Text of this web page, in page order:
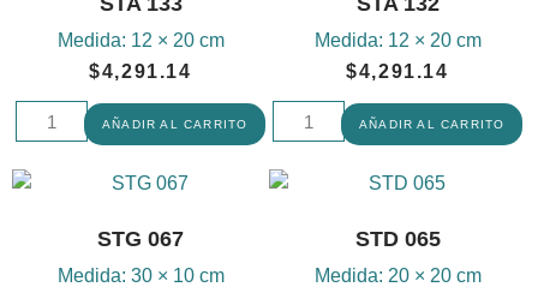
Medida: 12 × 20 cm
$4,291.14
AÑADIR AL CARRITO
Medida: 12 × 20 cm
$4,291.14
AÑADIR AL CARRITO
STG 067
Medida: 30 × 10 cm
STD 065
Medida: 20 × 20 cm